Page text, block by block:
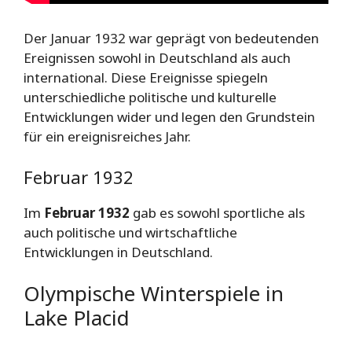
Der Januar 1932 war geprägt von bedeutenden
Ereignissen sowohl in Deutschland als auch
international. Diese Ereignisse spiegeln
unterschiedliche politische und kulturelle
Entwicklungen wider und legen den Grundstein
für ein ereignisreiches Jahr.
Februar 1932
Im Februar 1932 gab es sowohl sportliche als
auch politische und wirtschaftliche
Entwicklungen in Deutschland.
Olympische Winterspiele in
Lake Placid